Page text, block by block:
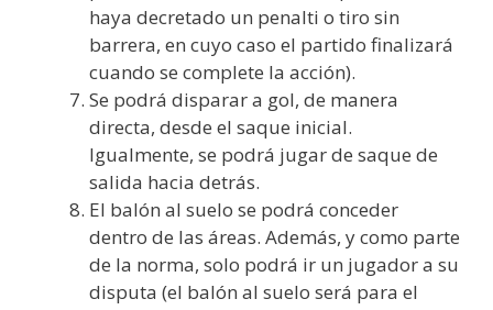
haya decretado un penalti o tiro sin
barrera, en cuyo caso el partido finalizará
cuando se complete la acción).
Se podrá disparar a gol, de manera
directa, desde el saque inicial.
Igualmente, se podrá jugar de saque de
salida hacia detrás.
El balón al suelo se podrá conceder
dentro de las áreas. Además, y como parte
de la norma, solo podrá ir un jugador a su
disputa (el balón al suelo será para el